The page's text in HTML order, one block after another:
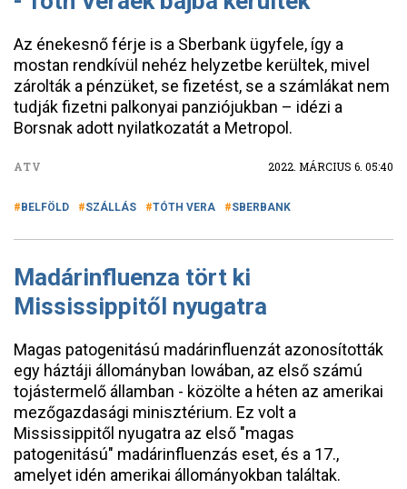
Az énekesnő férje is a Sberbank ügyfele, így a
mostan rendkívül nehéz helyzetbe kerültek, mivel
zárolták a pénzüket, se fizetést, se a számlákat nem
tudják fizetni palkonyai panziójukban – idézi a
Borsnak adott nyilatkozatát a Metropol.
ATV 2022. MÁRCIUS 6. 05:40
BELFÖLD SZÁLLÁS TÓTH VERA SBERBANK
Madárinfluenza tört ki
Mississippitől nyugatra
Magas patogenitású madárinfluenzát azonosították
egy háztáji állományban Iowában, az első számú
tojástermelő államban - közölte a héten az amerikai
mezőgazdasági minisztérium. Ez volt a
Mississippitől nyugatra az első "magas
patogenitású" madárinfluenzás eset, és a 17.,
amelyet idén amerikai állományokban találtak.